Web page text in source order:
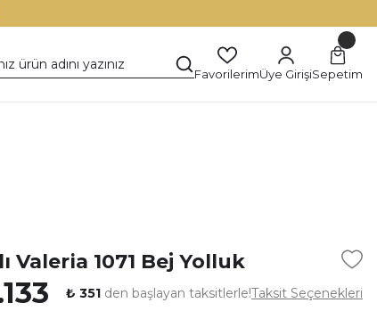
FavorilerimÜye GirişiSepetim
Valeria 1071 Bej Yolluk
₺ 351 den başlayan taksitlerle!Taksit Seçenekleri